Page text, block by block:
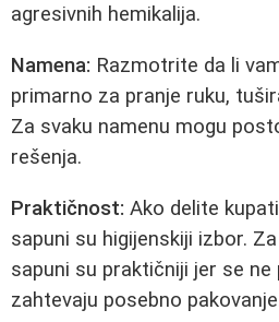
agresivnih hemikalija.
Namena: Razmotrite da li
primarno za pranje ruku,
Za svaku namenu mogu
rešenja.
Praktičnost: Ako delite
sapuni su higijenskiji izbor.
sapuni su praktičniji jer se ne
zahtevaju posebno